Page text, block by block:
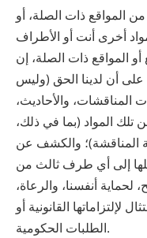
المواقع ذات الصلة، أو
أخرى أنت أو الأطراف
أو المواقع ذات الصلة، إن
أن لدينا الحق (وليس
المناقشات، والأحاديث،
تلك المواد (بما في ذلك،
المناقشة)؛ والكشف عن
إلى أي طرف ثالث من
أنفسنا، والرعاة،
لإلتزاماتها القانونية أو
الطلبات الحكومية.